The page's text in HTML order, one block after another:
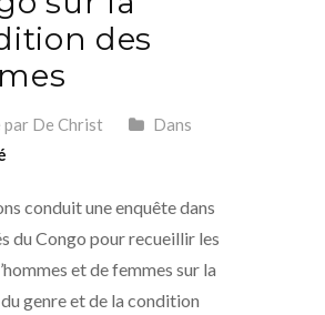
des
par De Christ
Dans
conduit une enquête dans
du Congo pour recueillir les
et de femmes sur la
genre et de la condition